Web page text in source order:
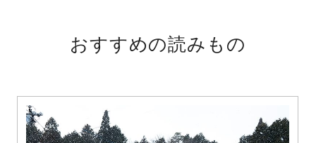
おすすめの読みもの